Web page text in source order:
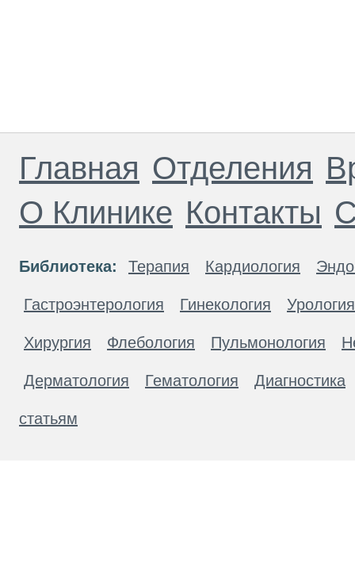
Главная Отделения
О Клинике Контакты
Библиотека: Терапия Кардиология
Гастроэнтерология Гинекология Урология
Хирургия Флебология Пульмонология
Дерматология Гематология Диагностика
статьям